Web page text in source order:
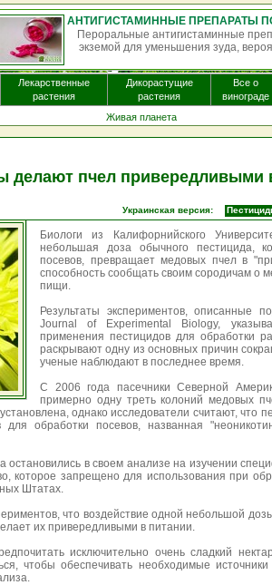
Пероральные антигистаминные препараты,
экземой для уменьшения зуда, вероятно, не
Лекарственные
растения
Дикорастущие
растения
Все о
винограде
Живая планета
делают пчел привередливыми
Украинская версия:
Биологи из Калифорнийского
небольшая доза обычного пестицида,
посевов, превращает медовых пчел в
способность сообщать своим сородичам о
пищи.
Результаты экспериментов, описанные
Journal of Experimental Biology,
применения пестицидов для обработки
раскрывают одну из основных причин
ученые наблюдают в последнее время.
С 2006 года пасечники Северной
примерно одну треть колоний медовых
однако исследователи считают, что
для обработки посевов, названная
остановились в своем анализе на изучении
которое запрещено для использования при
Штатах.
что воздействие одной небольшой
их привередливыми в питании.
исключительно очень сладкий
чтобы обеспечивать необходимые